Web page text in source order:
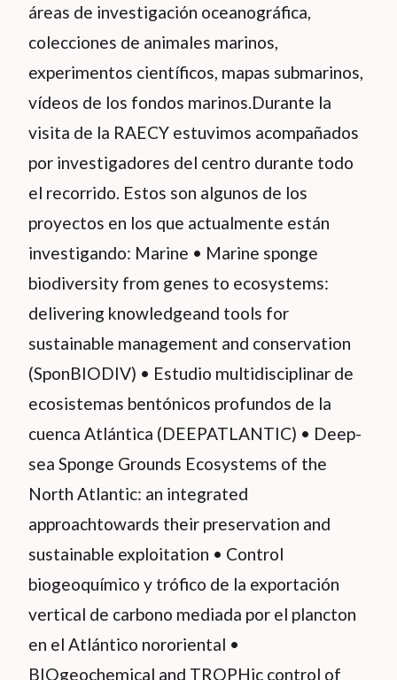
áreas de investigación oceanográfica,
colecciones de animales marinos,
experimentos científicos, mapas submarinos,
vídeos de los fondos marinos.Durante la
visita de la RAECY estuvimos acompañados
por investigadores del centro durante todo
el recorrido. Estos son algunos de los
proyectos en los que actualmente están
investigando: Marine • Marine sponge
biodiversity from genes to ecosystems:
delivering knowledgeand tools for
sustainable management and conservation
(SponBIODIV) • Estudio multidisciplinar de
ecosistemas bentónicos profundos de la
cuenca Atlántica (DEEPATLANTIC) • Deep-
sea Sponge Grounds Ecosystems of the
North Atlantic: an integrated
approachtowards their preservation and
sustainable exploitation • Control
biogeoquímico y trófico de la exportación
vertical de carbono mediada por el plancton
en el Atlántico nororiental •
BIOgeochemical and TROPHic control of